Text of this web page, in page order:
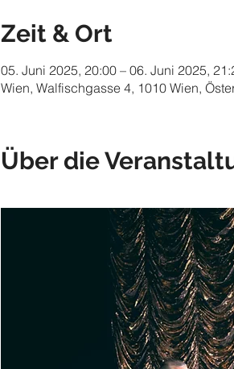
Zeit & Ort
05. Juni 2025, 20:00 – 06. Juni 2025,
Wien, Walfischgasse 4, 1010 Wien,
Über die